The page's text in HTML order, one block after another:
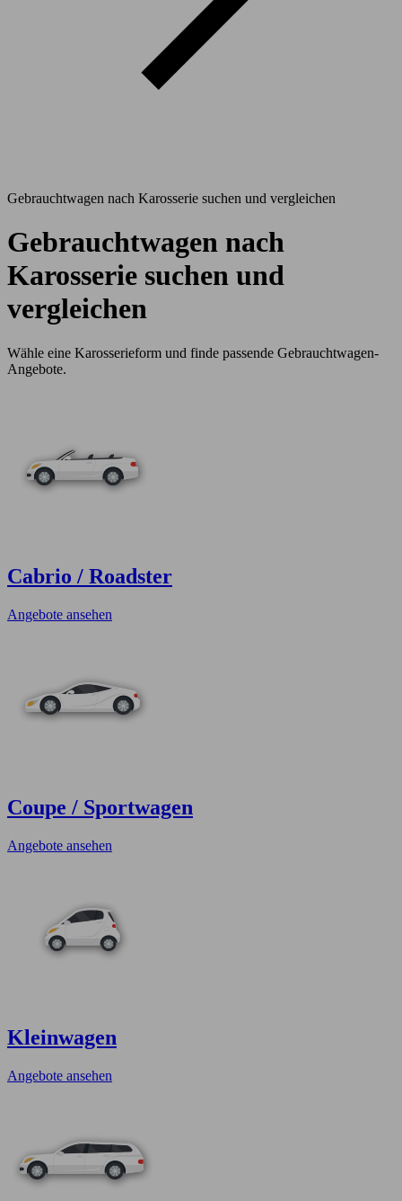
Gebrauchtwagen nach Karosserie suchen und vergleichen
Gebrauchtwagen nach
Karosserie suchen und
vergleichen
Wähle eine Karosserieform und finde passende Gebrauchtwagen-
Angebote.
Cabrio / Roadster
Angebote ansehen
Coupe / Sportwagen
Angebote ansehen
Kleinwagen
Angebote ansehen